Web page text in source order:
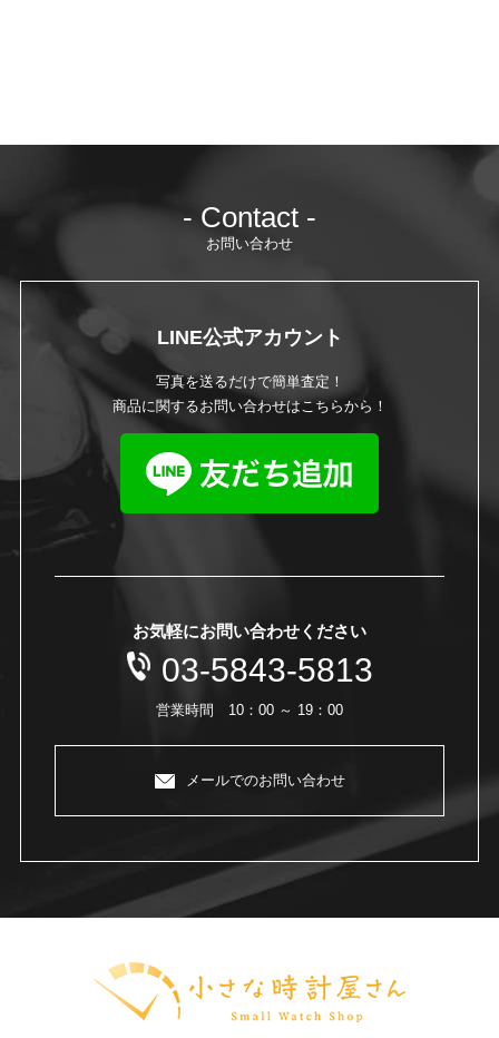
- Contact -
お問い合わせ
LINE公式アカウント
写真を送るだけで簡単査定！
商品に関するお問い合わせはこちらから！
お気軽にお問い合わせください
03-5843-5813
営業時間 10：00 ～ 19：00
メールでのお問い合わせ